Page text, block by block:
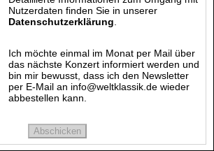
Nutzerdaten finden Sie in unserer
Datenschutzerklärung
Ich möchte einmal im Monat per Mail über
das nächste Konzert informiert werden und
bin mir bewusst, dass ich den Newsletter
per E-Mail an info@weltklassik.de wieder
abbestellen kann.